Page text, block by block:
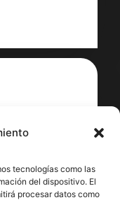
tecnologías como las
del dispositivo. El
procesar datos como